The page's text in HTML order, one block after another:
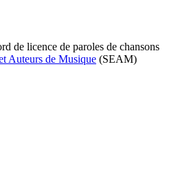
de licence de paroles de chansons
Auteurs de Musique (SEAM)